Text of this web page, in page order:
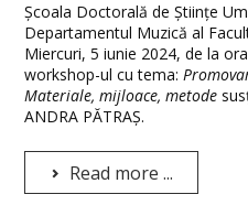
Școala Doctorală de Științe
Departamentul Muzică al
Miercuri, 5 iunie 2024, de la
workshop-ul cu tema:
Materiale, mijloace, metode
ANDRA PĂTRAȘ.
Read more ...